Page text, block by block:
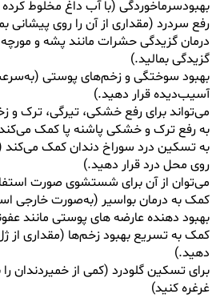
بهبودسرماخوردگی (با آب داغ مخلوط
رفع سردرد (مقداری از آن را روی پیشانی
درمان گزیدگی حشرات مانند پشه و
گزیدگی بمالید.)
بهبود سوختگی و زخم‌های پوستی
آسیب‌دیده قرار دهید.)
می‌تواند برای رفع خشکی، تیرگی، ترک و
به رفع ترک و خشکی پاشنه پا کمک
به تسکین درد سوراخ دندان کمک می‌کند
روی محل درد قرار دهید.)
می‌توان از آن برای شستشوی صورت
کمک به درمان بواسیر (به‌صورت خارجی
بهبود دهنده عارضه ‌های پوستی مانند
کمک به تسریع بهبود زخم‌ها (مقداری از
دهید.)
برای تسکین گلودرد (کمی از خمیردندان
غرغره کنید)